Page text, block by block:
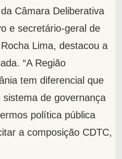
Câmara Deliberativa
e secretário-geral de
Lima, destacou a
“A Região
tem diferencial que
de governança
política pública
a composição CDTC,